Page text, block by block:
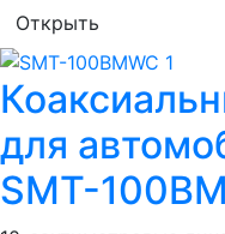
Открыть
для
SMT-